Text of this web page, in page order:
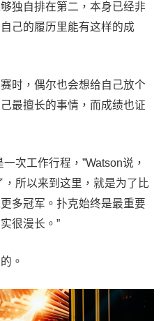
独自排在第二，本身已经非
己的履历里能有这样的成
时，偶尔也会想给自己放个
最擅长的事情，而成绩也证
次工作行程，”Watson说，
所以来到这里，就是为了比
多冠军。扑克始终是最重要
很漫长。”
。